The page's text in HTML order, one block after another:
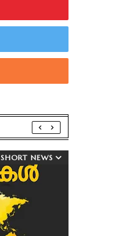
SHORT NEWS